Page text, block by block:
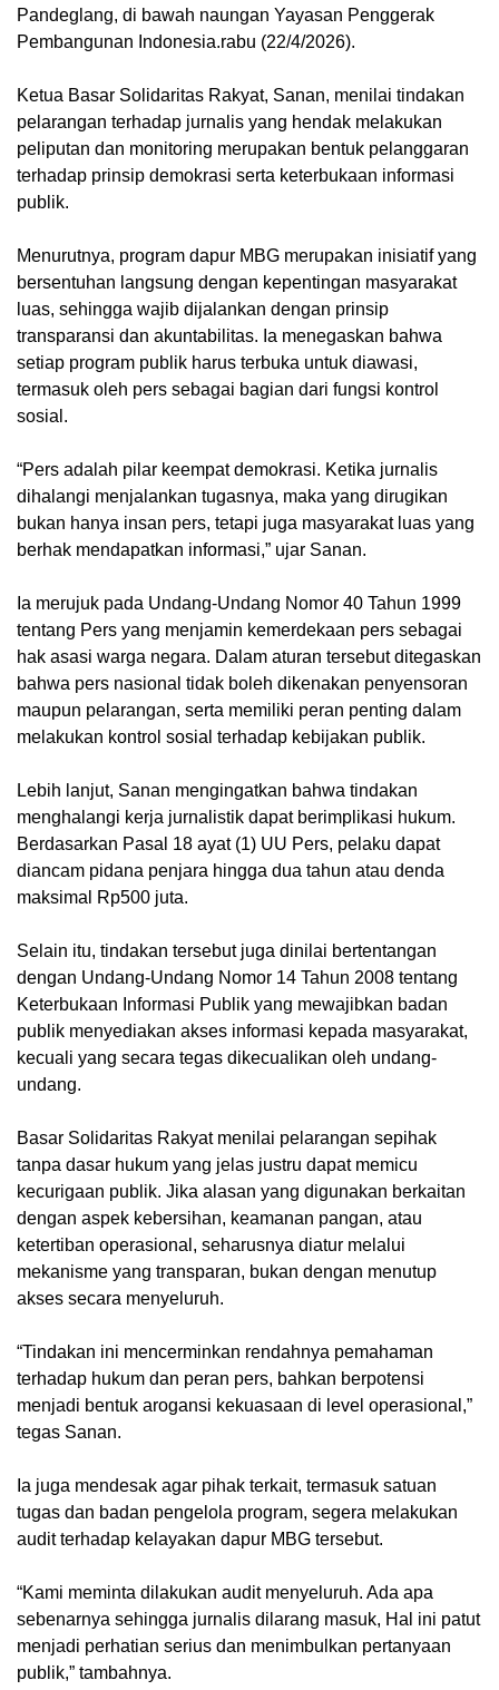
Pandeglang, di bawah naungan Yayasan Penggerak
Pembangunan Indonesia.rabu (22/4/2026).
Ketua Basar Solidaritas Rakyat, Sanan, menilai tindakan
pelarangan terhadap jurnalis yang hendak melakukan
peliputan dan monitoring merupakan bentuk pelanggaran
terhadap prinsip demokrasi serta keterbukaan informasi
publik.
Menurutnya, program dapur MBG merupakan inisiatif yang
bersentuhan langsung dengan kepentingan masyarakat
luas, sehingga wajib dijalankan dengan prinsip
transparansi dan akuntabilitas. Ia menegaskan bahwa
setiap program publik harus terbuka untuk diawasi,
termasuk oleh pers sebagai bagian dari fungsi kontrol
sosial.
“Pers adalah pilar keempat demokrasi. Ketika jurnalis
dihalangi menjalankan tugasnya, maka yang dirugikan
bukan hanya insan pers, tetapi juga masyarakat luas yang
berhak mendapatkan informasi,” ujar Sanan.
Ia merujuk pada Undang-Undang Nomor 40 Tahun 1999
tentang Pers yang menjamin kemerdekaan pers sebagai
hak asasi warga negara. Dalam aturan tersebut ditegaskan
bahwa pers nasional tidak boleh dikenakan penyensoran
maupun pelarangan, serta memiliki peran penting dalam
melakukan kontrol sosial terhadap kebijakan publik.
Lebih lanjut, Sanan mengingatkan bahwa tindakan
menghalangi kerja jurnalistik dapat berimplikasi hukum.
Berdasarkan Pasal 18 ayat (1) UU Pers, pelaku dapat
diancam pidana penjara hingga dua tahun atau denda
maksimal Rp500 juta.
Selain itu, tindakan tersebut juga dinilai bertentangan
dengan Undang-Undang Nomor 14 Tahun 2008 tentang
Keterbukaan Informasi Publik yang mewajibkan badan
publik menyediakan akses informasi kepada masyarakat,
kecuali yang secara tegas dikecualikan oleh undang-
undang.
Basar Solidaritas Rakyat menilai pelarangan sepihak
tanpa dasar hukum yang jelas justru dapat memicu
kecurigaan publik. Jika alasan yang digunakan berkaitan
dengan aspek kebersihan, keamanan pangan, atau
ketertiban operasional, seharusnya diatur melalui
mekanisme yang transparan, bukan dengan menutup
akses secara menyeluruh.
“Tindakan ini mencerminkan rendahnya pemahaman
terhadap hukum dan peran pers, bahkan berpotensi
menjadi bentuk arogansi kekuasaan di level operasional,”
tegas Sanan.
Ia juga mendesak agar pihak terkait, termasuk satuan
tugas dan badan pengelola program, segera melakukan
audit terhadap kelayakan dapur MBG tersebut.
“Kami meminta dilakukan audit menyeluruh. Ada apa
sebenarnya sehingga jurnalis dilarang masuk, Hal ini patut
menjadi perhatian serius dan menimbulkan pertanyaan
publik,” tambahnya.